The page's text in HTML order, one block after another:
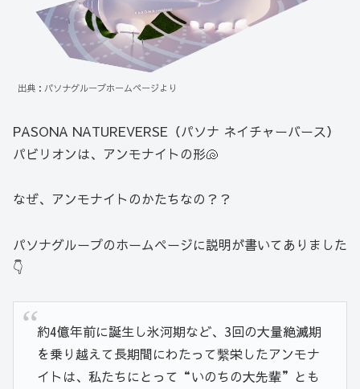
出典：パソナグループホームページより
PASONA NATUREVERSE（パソナ ネイチャーバース）
パビリオンは、アンモナイトの形🐚
なぜ、アンモナイトのかたちなの？？
パソナグループのホームページに説明が書いてありました
👇
約4億年前に誕生し氷河期など、3回の大量絶滅期
を乗り越えて長期間にわたって繫栄したアンモナ
イトは、私たちにとって“いのちの大先輩”とも